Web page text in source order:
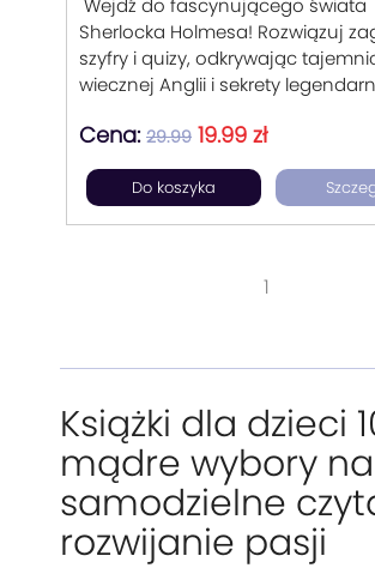
Wejdź do fascynującego świata
Sherlocka Holmesa! Rozwiązuj
szyfry i quizy, odkrywając
wiecznej Anglii i sekrety
Cena: 29.99 19.99 zł
Do koszyka
1
Książki dla dzieci
mądre wybory na
samodzielne
rozwijanie pasji